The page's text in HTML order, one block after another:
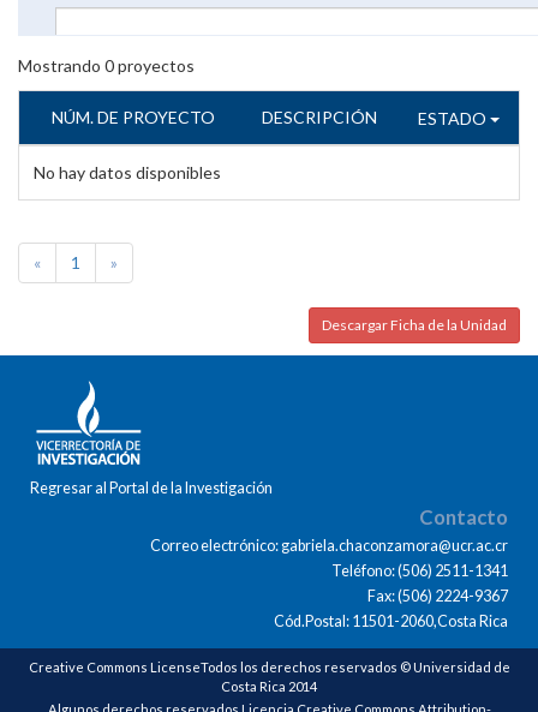
Mostrando 0proyectos
NÚM. DE PROYECTO DESCRIPCIÓN ESTADO
No hay datos disponibles
« 1 »
Descargar Ficha de la Unidad
Regresar al Portal de la Investigación
Contacto
Correo electrónico: gabriela.chaconzamora@ucr.ac.cr
Teléfono: (506) 2511-1341
Fax: (506) 2224-9367
Cód.Postal: 11501-2060,Costa Rica
Creative Commons LicenseTodos los derechos reservados © Universidad de
Costa Rica 2014